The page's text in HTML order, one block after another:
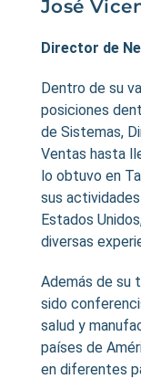
José
Director de
Dentro de su
posiciones
de Sistemas,
Ventas hasta
lo obtuvo en
sus
Estados
diversas
Además de su
sido
salud y
países de
en diferentes